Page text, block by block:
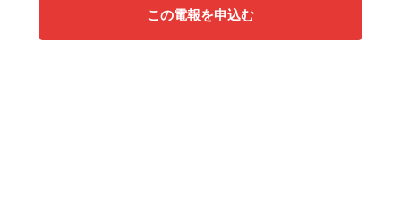
この電報を申込む